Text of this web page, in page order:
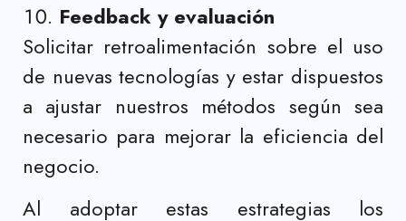
Feedback y evaluación
Solicitar retroalimentación sobre el uso
de nuevas tecnologías y estar dispuestos
a ajustar nuestros métodos según sea
necesario para mejorar la eficiencia del
negocio.
Al adoptar estas estrategias los